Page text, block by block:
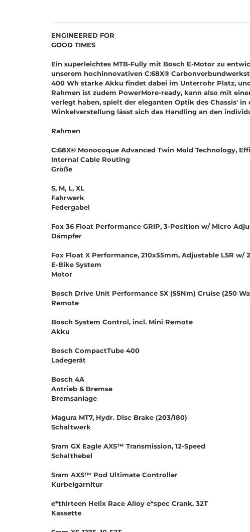
ENGINEERED FOR
GOOD TIMES
Ein superleichtes MTB-Fully mit Bosch E-Motor zu
unserem hochinnovativen C:68X®
400 Wh starke Akku findet dabei im Unterrohr Platz,
Rahmen ist zudem PowerMore-ready, kann also mit
verlegt haben, spielt der eleganten Optik des Chassis'
Winkelverstellung lässt sich das Handling an den
Rahmen
C:68X® Monocoque Advanced Twin Mold Technology,
Internal Cable Routing
Größe
S, M, L, XL
Fahrwerk
Federgabel
Fox 36 Float Performance GRIP, 3-Position w/ Micro
Dämpfer
Fox Float X Performance, 210x55mm, Adjustable LSR w/
E-Bike System
Motor
Bosch Drive Unit Performance SX (55Nm) Cruise (250
Remote
Bosch System Control, incl. Mini Remote
Akku
Bosch CompactTube 400
Ladegerät
Bosch 4A
Antrieb & Bremse
Bremsanlage
Magura MT7, Hydr. Disc Brake (203/180)
Schaltwerk
Sram GX Eagle AXS™ Transmission, 12-Speed
Schalthebel
Sram AXS™ Pod Ultimate Controller
Kurbelgarnitur
e*thirteen Helix Race Alloy e*spec Crank, 32T
Kassette